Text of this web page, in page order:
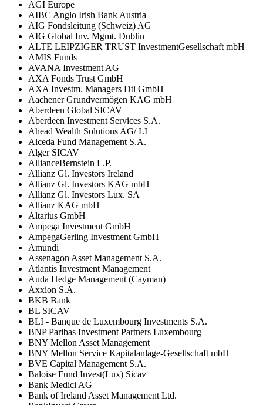
AGI Europe
AIBC Anglo Irish Bank Austria
AIG Fondsleitung (Schweiz) AG
AIG Global Inv. Mgmt. Dublin
ALTE LEIPZIGER TRUST InvestmentGesellschaft mbH
AMIS Funds
AVANA Investment AG
AXA Fonds Trust GmbH
AXA Investm. Managers Dtl GmbH
Aachener Grundvermögen KAG mbH
Aberdeen Global SICAV
Aberdeen Investment Services S.A.
Ahead Wealth Solutions AG/ LI
Alceda Fund Management S.A.
Alger SICAV
AllianceBernstein L.P.
Allianz Gl. Investors Ireland
Allianz Gl. Investors KAG mbH
Allianz Gl. Investors Lux. SA
Allianz KAG mbH
Altarius GmbH
Ampega Investment GmbH
AmpegaGerling Investment GmbH
Amundi
Assenagon Asset Management S.A.
Atlantis Investment Management
Auda Hedge Management (Cayman)
Axxion S.A.
BKB Bank
BL SICAV
BLI - Banque de Luxembourg Investments S.A.
BNP Paribas Investment Partners Luxembourg
BNY Mellon Asset Management
BNY Mellon Service Kapitalanlage-Gesellschaft mbH
BVE Capital Management S.A.
Baloise Fund Invest(Lux) Sicav
Bank Medici AG
Bank of Ireland Asset Management Ltd.